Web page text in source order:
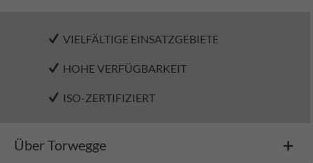
VIELFÄLTIGE EINSATZGEBIETE
HOHE VERFÜGBARKEIT
ISO-ZERTIFIZIERT
Über Torwegge